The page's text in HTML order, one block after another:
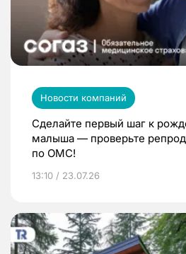
Новости компаний
Сделайте первый шаг к
малыша — проверьте
по ОМС!
13:10 / 23.07.26